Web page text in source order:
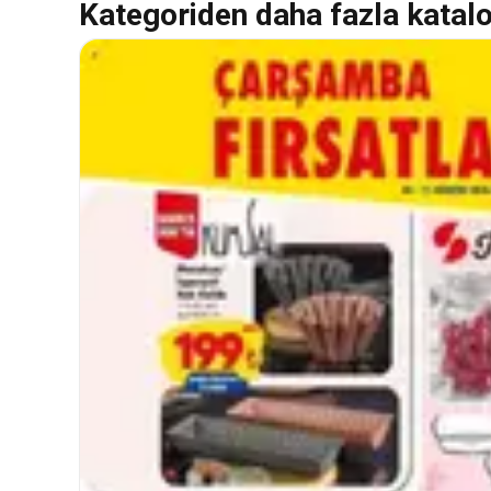
Kategoriden daha fazla